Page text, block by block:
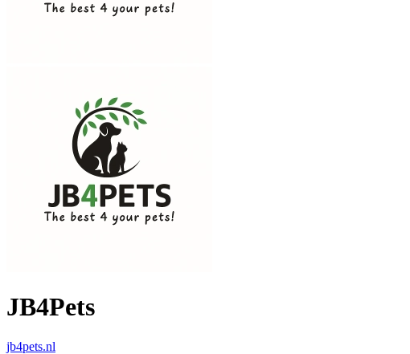
JB4Pets
jb4pets.nl